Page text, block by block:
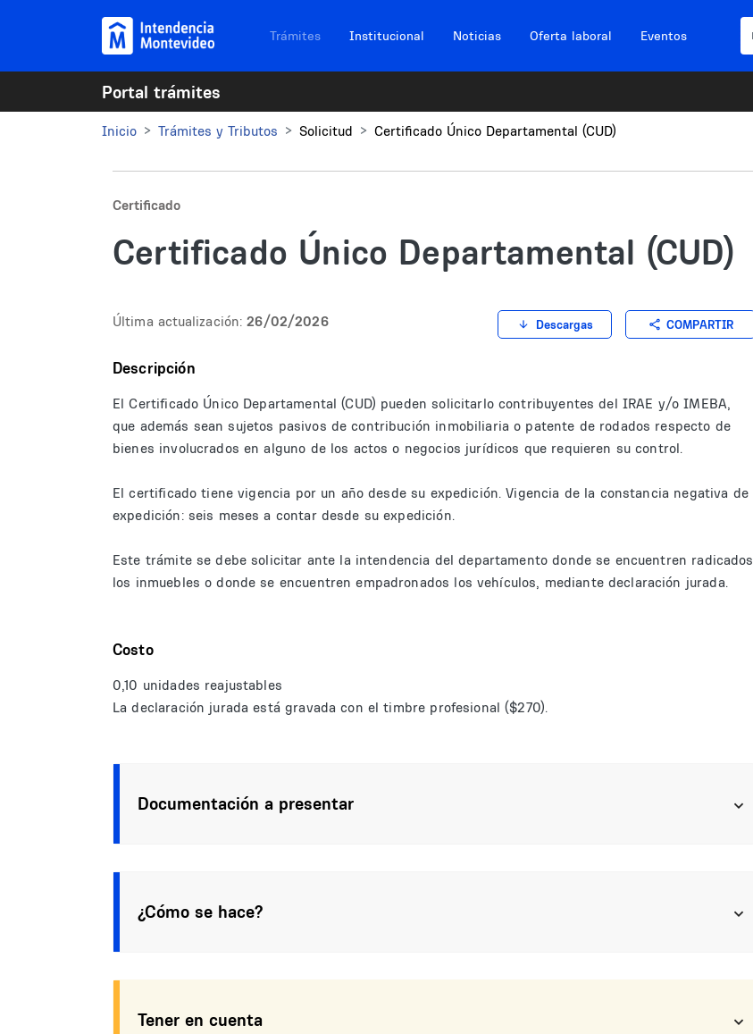
Navegación sitios
Trámites Institucional Noticias Oferta laboral Eventos
Portal trámites
Inicio Trámites y Tributos Solicitud Certificado Único Departamental (CUD)
Certificado
Certificado Único Departamental (CUD)
Última actualización: 26/02/2026 COMPARTIR
Descargas
Descripción
El Certificado Único Departamental (CUD) pueden solicitarlo contribuyentes del IRAE y/o IMEBA,
que además sean sujetos pasivos de contribución inmobiliaria o patente de rodados respecto de
bienes involucrados en alguno de los actos o negocios jurídicos que requieren su control.
El certificado tiene vigencia por un año desde su expedición. Vigencia de la constancia negativa de
expedición: seis meses a contar desde su expedición.
Este trámite se debe solicitar ante la intendencia del departamento donde se encuentren radicados
los inmuebles o donde se encuentren empadronados los vehículos, mediante declaración jurada.
Costo
0,10 unidades reajustables
La declaración jurada está gravada con el timbre profesional ($270).
Documentación a presentar
¿Cómo se hace?
Tener en cuenta